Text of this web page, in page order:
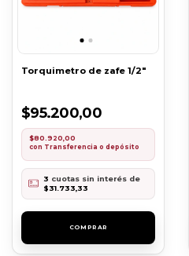
Torquimetro de zafe 1/2"
$95.200,00
$80.920,00
con Transferencia o depósito
3 cuotas sin interés de
$31.733,33